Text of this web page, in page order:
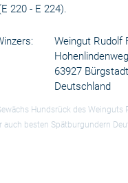
220 - E 224).
Weingut Rudolf
63927
Deutschland
Hundsrück des Weinguts
auch besten Spätburgundern